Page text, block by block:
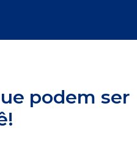
podem ser